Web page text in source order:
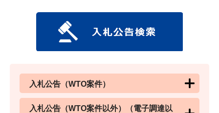
入札公告（WTO案件）
入札公告（WTO案件以外）（電子調達以